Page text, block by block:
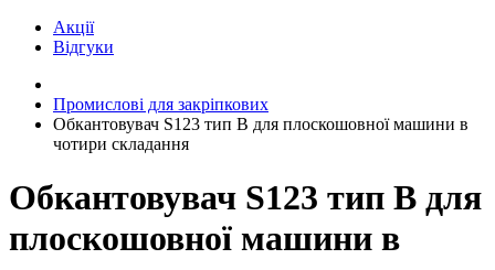
Акції
Відгуки
Промислові для закріпкових
Обкантовувач S123 тип B для плоскошовної машини в
чотири складання
Обкантовувач S123 тип B для
плоскошовної машини в